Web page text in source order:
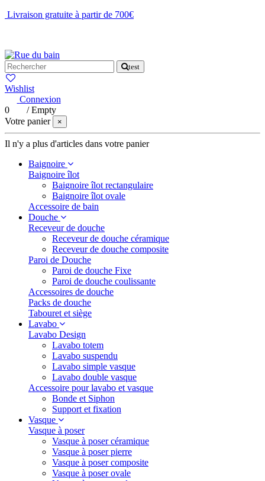
Livraison gratuite à partir de 700€
test
Wishlist
Connexion
0
/Empty
Votre panier
×
Il n'y a plus d'articles dans votre panier
Baignoire
Baignoire îlot
Baignoire îlot rectangulaire
Baignoire îlot ovale
Accessoire de bain
Douche
Receveur de douche
Receveur de douche céramique
Receveur de douche composite
Paroi de Douche
Paroi de douche Fixe
Paroi de douche coulissante
Accessoires de douche
Packs de douche
Tabouret et siège
Lavabo
Lavabo Design
Lavabo totem
Lavabo suspendu
Lavabo simple vasque
Lavabo double vasque
Accessoire pour lavabo et vasque
Bonde et Siphon
Support et fixation
Vasque
Vasque à poser
Vasque à poser céramique
Vasque à poser pierre
Vasque à poser composite
Vasque à poser ovale